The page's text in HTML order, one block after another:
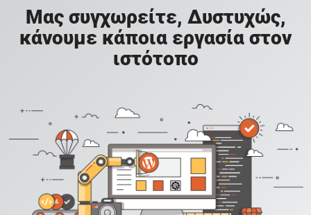
Μας συγχωρείτε, Δυστυχώς,
κάνουμε κάποια εργασία στον
ιστότοπο